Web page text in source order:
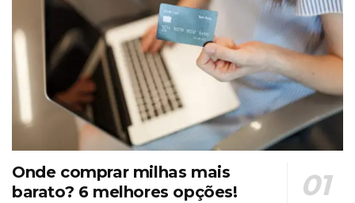
Onde comprar milhas mais
barato? 6 melhores opções!